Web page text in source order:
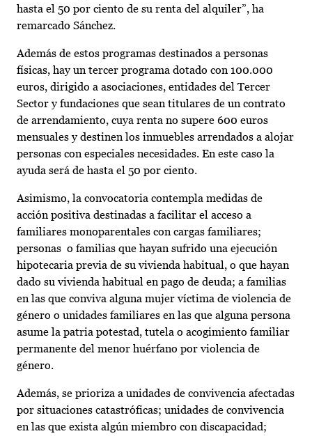
hasta el 50 por ciento de su renta del alquiler”, ha
remarcado Sánchez.
Además de estos programas destinados a personas
físicas, hay un tercer programa dotado con 100.000
euros, dirigido a asociaciones, entidades del Tercer
Sector y fundaciones que sean titulares de un contrato
de arrendamiento, cuya renta no supere 600 euros
mensuales y destinen los inmuebles arrendados a alojar
personas con especiales necesidades. En este caso la
ayuda será de hasta el 50 por ciento.
Asimismo, la convocatoria contempla medidas de
acción positiva destinadas a facilitar el acceso a
familiares monoparentales con cargas familiares;
personas o familias que hayan sufrido una ejecución
hipotecaria previa de su vivienda habitual, o que hayan
dado su vivienda habitual en pago de deuda; a familias
en las que conviva alguna mujer víctima de violencia de
género o unidades familiares en las que alguna persona
asume la patria potestad, tutela o acogimiento familiar
permanente del menor huérfano por violencia de
género.
Además, se prioriza a unidades de convivencia afectadas
por situaciones catastróficas; unidades de convivencia
en las que exista algún miembro con discapacidad;